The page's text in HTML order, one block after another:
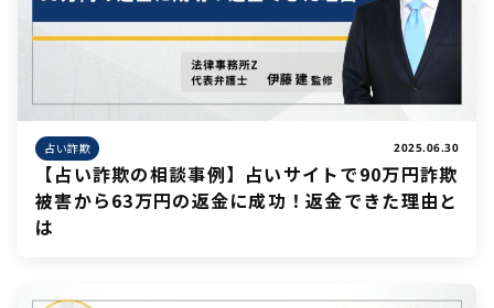
占い詐欺 2025.06.30
【占い詐欺の相談事例】占いサイトで90万円詐欺
被害から63万円の返金に成功！返金できた理由と
は